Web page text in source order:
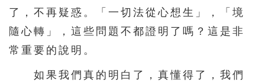
了，不再疑惑。「一切法從心想生」，「境
隨心轉」，這些問題不都證明了嗎？這是非
常重要的說明。
如果我們真的明白了，真懂得了，我們